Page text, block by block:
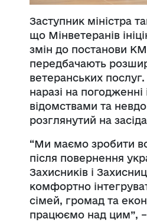
Заступник міністра
що Мінветеранів
змін до постанови
передбачають
ветеранських
наразі на погодженні
відомствами та
розглянутий на
“Ми маємо зробити
після повернення
Захисників і
комфортно
сімей, громад та
працюємо над цим”,